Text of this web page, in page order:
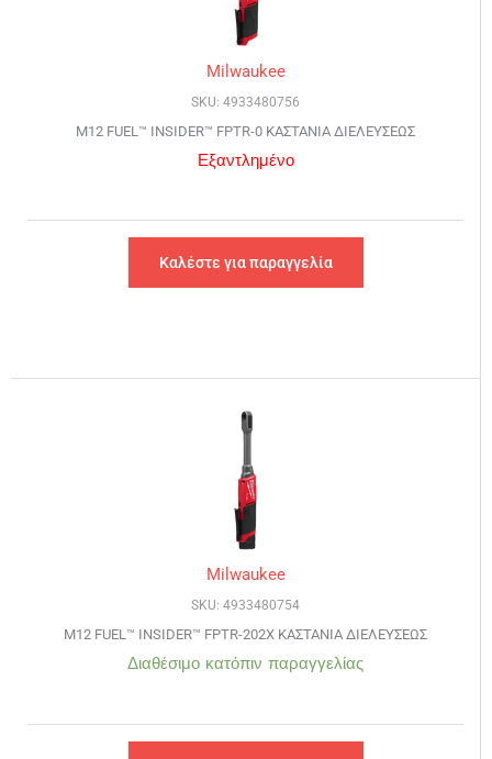
Milwaukee
SKU: 4933480756
M12 FUEL™ INSIDER™ FPTR-0 ΚΑΣΤΑΝΙΑ ΔΙΕΛΕΥΣΕΩΣ
Εξαντλημένο
Καλέστε για παραγγελία
Milwaukee
SKU: 4933480754
M12 FUEL™ INSIDER™ FPTR-202X ΚΑΣΤΑΝΙΑ ΔΙΕΛΕΥΣΕΩΣ
Διαθέσιμο κατόπιν παραγγελίας